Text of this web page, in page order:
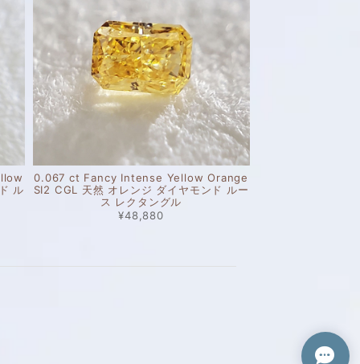
ル
0.067 ct Fancy Intense Yellow Orange
SI2 CGL 天然 オレンジ ダイヤモンド ルー
ス レクタングル
¥48,880